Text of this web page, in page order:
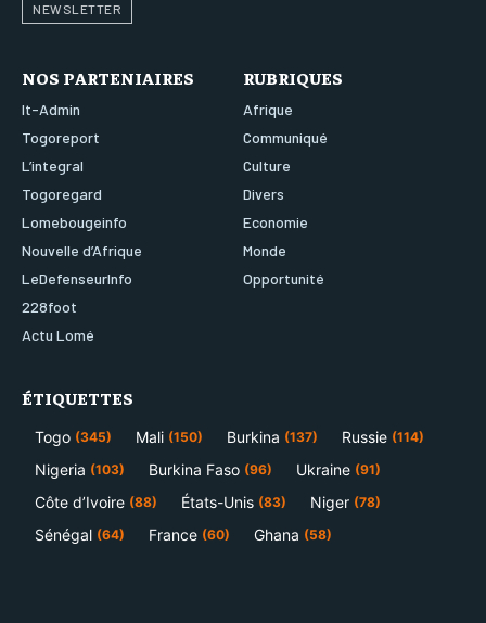
NEWSLETTER
NOS PARTENIAIRES
It-Admin
Togoreport
L’integral
Togoregard
Lomebougeinfo
Nouvelle d’Afrique
LeDefenseurInfo
228foot
Actu Lomé
RUBRIQUES
Afrique
Communiqué
Culture
Divers
Economie
Monde
Opportunité
ÉTIQUETTES
Togo (345) Mali (150) Burkina (137) Russie (114)
Nigeria (103) Burkina Faso (96) Ukraine (91)
Côte d’Ivoire (88) États-Unis (83) Niger (78)
Sénégal (64) France (60) Ghana (58)